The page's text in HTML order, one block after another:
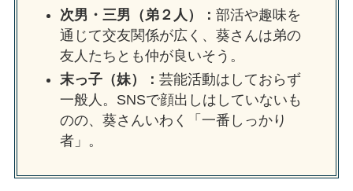
次男・三男（弟２人）： 部活や趣味を
通じて交友関係が広く、葵さんは弟の
友人たちとも仲が良いそう。
末っ子（妹）： 芸能活動はしておらず
一般人。SNSで顔出しはしていないも
のの、葵さんいわく「一番しっかり
者」。